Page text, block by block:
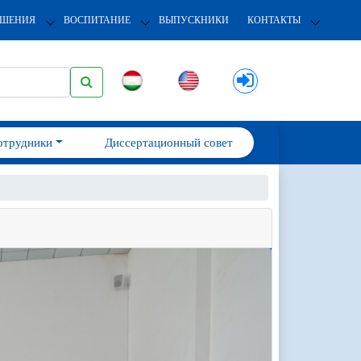
ВОСПИТАНИЕ ВЫПУСКНИКИ КОНТАКТЫ
Диссертационный совет